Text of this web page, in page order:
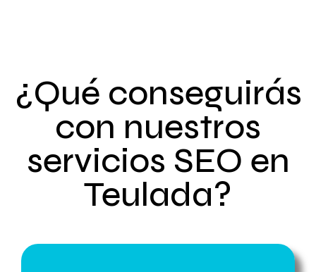
¿Qué conseguirás
con nuestros
servicios SEO en
Teulada?